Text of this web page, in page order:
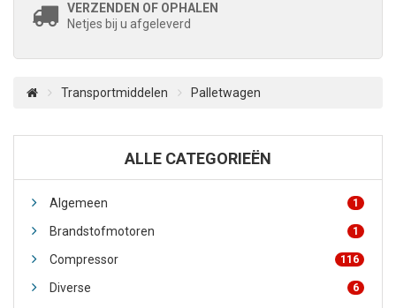
VERZENDEN OF OPHALEN
Netjes bij u afgeleverd
Transportmiddelen Palletwagen
ALLE CATEGORIEËN
Algemeen 1
Brandstofmotoren 1
Compressor 116
Diverse 6